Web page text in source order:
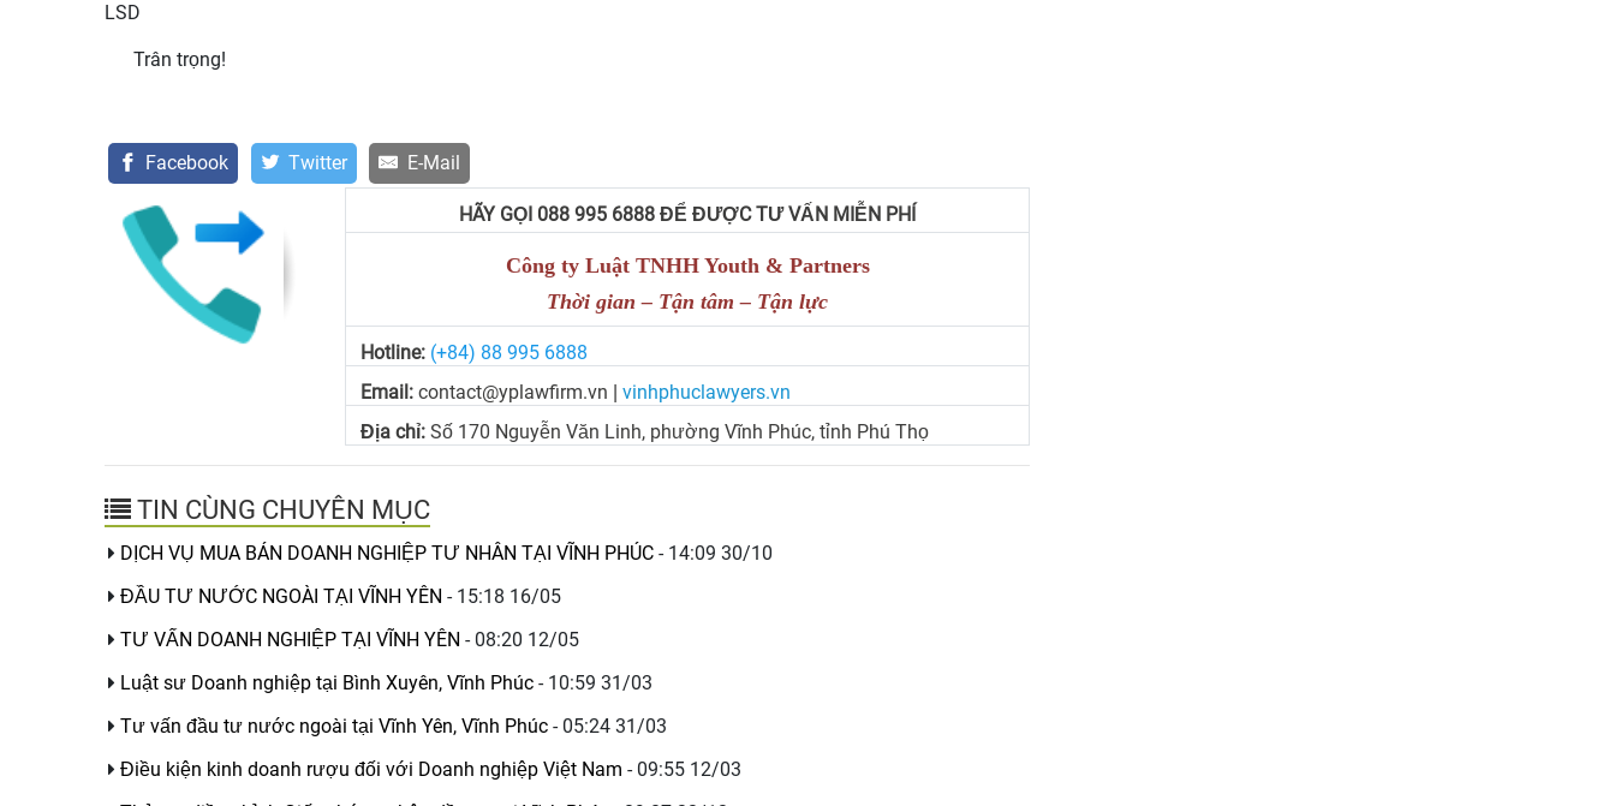
LSD
Trân trọng!
Facebook Twitter E-Mail
HÃY GỌI 088 995 6888 ĐỂ ĐƯỢC TƯ VẤN MIỄN PHÍ
Công ty Luật TNHH Youth & Partners
Thời gian – Tận tâm – Tận lực
Hotline: (+84) 88 995 6888
Email: contact@yplawfirm.vn
vinhphuclawyers.vn
Địa chỉ: Số 170 Nguyễn Văn Linh, phường Vĩnh Phúc, tỉnh Phú Thọ
TIN CÙNG CHUYÊN MỤC
DỊCH VỤ MUA BÁN DOANH NGHIỆP TƯ NHÂN TẠI VĨNH PHÚC - 14:09 30/10
ĐẦU TƯ NƯỚC NGOÀI TẠI VĨNH YÊN - 15:18 16/05
TƯ VẤN DOANH NGHIỆP TẠI VĨNH YÊN - 08:20 12/05
Luật sư Doanh nghiệp tại Bình Xuyên, Vĩnh Phúc - 10:59 31/03
Tư vấn đầu tư nước ngoài tại Vĩnh Yên, Vĩnh Phúc - 05:24 31/03
Điều kiện kinh doanh rượu đối với Doanh nghiệp Việt Nam - 09:55 12/03